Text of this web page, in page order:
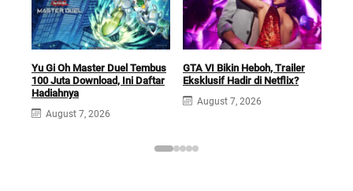
Yu Gi Oh Master Duel Tembus
100 Juta Download, Ini Daftar
Hadiahnya
August 7, 2026
GTA VI Bikin Heboh, Trailer
Eksklusif Hadir di Netflix?
August 7, 2026